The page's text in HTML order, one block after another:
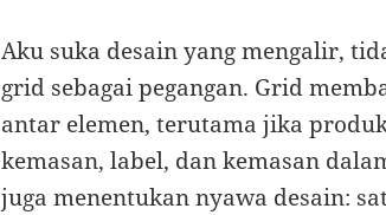
Aku suka desain yang mengalir,
grid sebagai pegangan. Grid
antar elemen, terutama jika
kemasan, label, dan kemasan
juga menentukan nyawa desain: